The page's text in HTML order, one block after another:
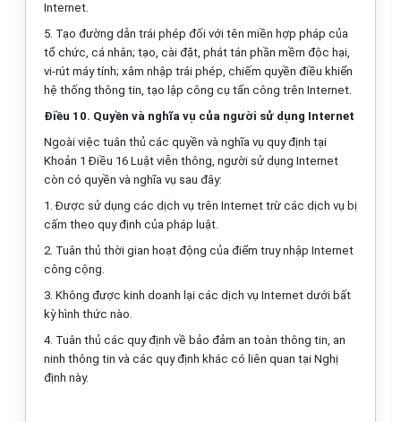
Internet.
5. Tạo đường dẫn trái phép đối với tên miền hợp pháp của
tổ chức, cá nhân; tạo, cài đặt, phát tán phần mềm độc hại,
vi-rút máy tính; xâm nhập trái phép, chiếm quyền điều khiển
hệ thống thông tin, tạo lập công cụ tấn công trên Internet.
Điều 10. Quyền và nghĩa vụ của người sử dụng Internet
Ngoài việc tuân thủ các quyền và nghĩa vụ quy định tại
Khoản 1 Điều 16 Luật viễn thông, người sử dụng Internet
còn có quyền và nghĩa vụ sau đây:
1.Được sử dụng các dịch vụ trên Internet trừ các dịch vụ bị
cấm theo quy định của pháp luật.
2. Tuân thủ thời gian hoạt động của điểm truy nhập Internet
công cộng.
3. Không được kinh doanh lại các dịch vụ Internet dưới bất
kỳ hình thức nào.
4. Tuân thủ các quyđịnh về bảo đảm an toàn thông tin, an
ninh thông tin và các quyđịnh khác có liên quan tại Nghị
định này.